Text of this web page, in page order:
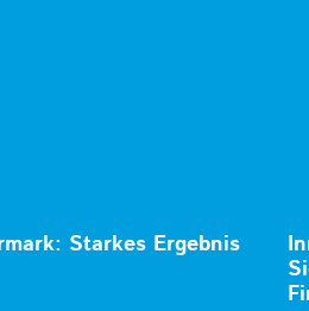
Starkes Ergebnis